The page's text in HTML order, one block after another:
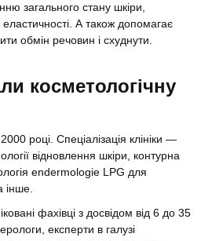
загального стану шкіри,
еластичності. А також допомагає
обмін речовин і схуднути.
косметологічну
році. Спеціалізація клініки —
відновлення шкіри, контурна
endermologie LPG для
інше.
фахівці з досвідом від 6 до 35
експерти в галузі